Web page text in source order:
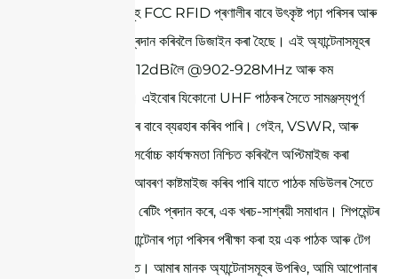
RFID অ্যান্টেনাসমূহ FCC RFID প্ৰণালীৰ বাবে উৎকৃষ্ট পঢ়া পৰিসৰ আৰু
সঠিক চিনাক্তকৰণ প্ৰদান কৰিবলৈ ডিজাইন কৰা হৈছে। এই অ্যান্টেনাসমূহৰ
গেইন 5dBi ৰ পৰা 12dBiলৈ @902-928MHz আৰু কম
প্ৰোফাইল ডিজাইন। এইবোৰ যিকোনো UHF পাঠকৰ সৈতে সামঞ্জস্যপূর্ণ
আৰু বিভিন্ন প্ৰয়োগৰ বাবে ব্যৱহাৰ কৰিব পাৰি। গেইন, VSWR, আৰু
অক্ষীয় অনুপাতসমূহ সৰ্বোচ্চ কাৰ্যক্ষমতা নিশ্চিত কৰিবলৈ অপ্টিমাইজ কৰা
হৈছে। ঐচ্ছিক ধাতু আবৰণ কাষ্টমাইজ কৰিব পাৰি যাতে পাঠক মডিউলৰ সৈতে
ফিট হয় আৰু IP67 ৰেটিং প্ৰদান কৰে, এক খৰচ-সাশ্ৰয়ী সমাধান। শিপমেন্টৰ
আগতে, প্ৰতিটো অ্যান্টেনাৰ পঢ়া পৰিসৰ পৰীক্ষা কৰা হয় এক পাঠক আৰু টেগ
ব্যৱহাৰ কৰি কাৰখানাত। আমাৰ মানক অ্যান্টেনাসমূহৰ উপৰিও, আমি আপোনাৰ